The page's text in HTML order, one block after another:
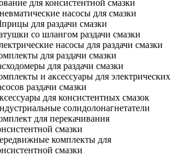
для консистентной смазки
насосы для смазки
для раздачи смазки
со шлангом раздачи смазки
насосы для раздачи смазки
для раздачи смазки
для раздачи смазки
и аксессуары для электрических
раздачи смазки
для консистентных смазок
солидолонагнетатели
для перекачивания
смазки
комплекты для
смазки